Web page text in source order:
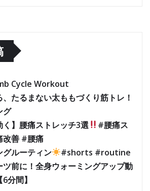
Cycle Workout
たるまない太ももづくり筋トレ！
グ
く】腰痛ストレッチ3選
#腰痛ス
改善 #腰痛
グルーティン
#shorts #routine
前に！全身ウォーミングアップ動
分間】